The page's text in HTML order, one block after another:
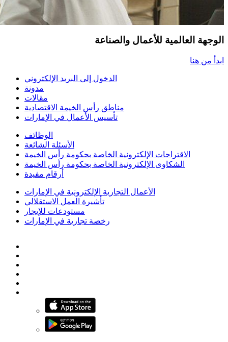
الوجهة العالمية للأعمال والصناعة
ابدأ من هنا
الدخول إلى البريد الإلكتروني
مدونة
مقالات
مناطق رأس الخيمة الاقتصادية
تأسيس الأعمال في الإمارات
الوظائف
الأسئلة الشائعة
الاقتراحات الإلكترونية الخاصة بحكومة رأس الخيمة
الشكاوى الإلكترونية الخاصة بحكومة رأس الخيمة
أرقام مفيدة
الأعمال التجارية الإلكترونية في الإمارات
تأشيرة العمل الاستقلالي
مستودعات للإيجار
رخصة تجارية في الإمارات